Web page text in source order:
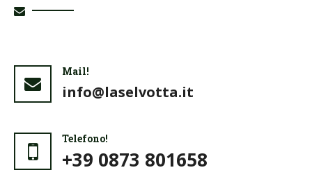
Mail!
info@laselvotta.it
Telefono!
+39 0873 801658